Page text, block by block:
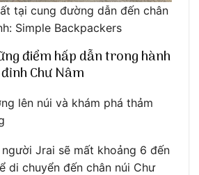
tại cung đường dẫn đến chân
Simple Backpackers
điểm hấp dẫn trong hành
Chư Nâm
lên núi và khám phá thảm
Jrai sẽ mất khoảng 6 đến
di chuyển đến chân núi Chư